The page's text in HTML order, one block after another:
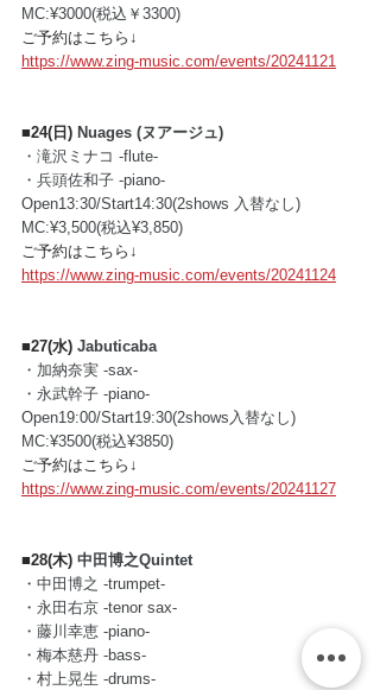
MC:¥3000(税込￥3300)
ご予約はこちら↓
https://www.zing-music.com/events/20241121
■24(日) Nuages (ヌアージュ)
・滝沢ミナコ -flute-
・兵頭佐和子 -piano-
Open13:30/Start14:30(2shows 入替なし)
MC:¥3,500(税込¥3,850)
ご予約はこちら↓
https://www.zing-music.com/events/20241124
■27(水) Jabuticaba
・加納奈実 -sax-
・永武幹子 -piano-
Open19:00/Start19:30(2shows入替なし)
MC:¥3500(税込¥3850)
ご予約はこちら↓
https://www.zing-music.com/events/20241127
■28(木) 中田博之Quintet
・中田博之 -trumpet-
・永田右京 -tenor sax-
・藤川幸恵 -piano-
・梅本慈丹 -bass-
・村上晃生 -drums-